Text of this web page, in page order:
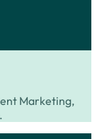
Marketing,